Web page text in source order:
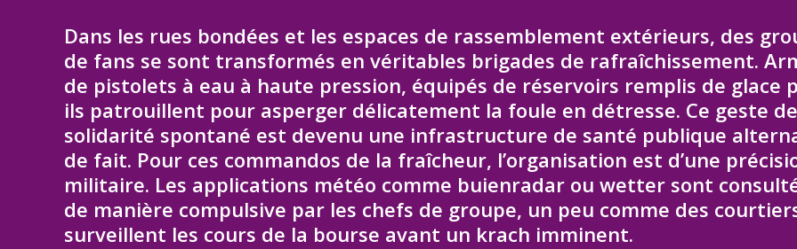
Dans les rues bondées et les espaces de rassemblement extérieurs, des
de fans se sont transformés en véritables brigades de rafraîchissement.
de pistolets à eau à haute pression, équipés de réservoirs remplis de glace
ils patrouillent pour asperger délicatement la foule en détresse. Ce geste de
solidarité spontané est devenu une infrastructure de santé publique
de fait. Pour ces commandos de la fraîcheur, l’organisation est d’une
militaire. Les applications météo comme buienradar ou wetter sont
de manière compulsive par les chefs de groupe, un peu comme des
surveillent les cours de la bourse avant un krach imminent.